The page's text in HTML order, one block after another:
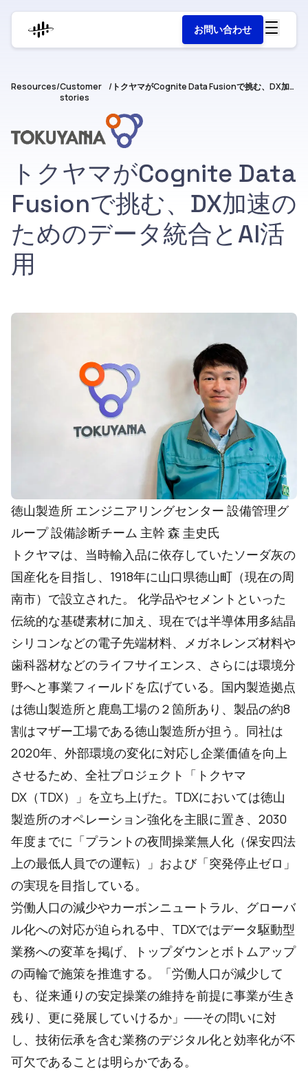
お問い合わせ
Resources/Customer
stories
/ トクヤマがCognite Data Fusionで挑む、DX加速のためのデータ統合とAI活用
トクヤマがCognite Data
Fusionで挑む、DX加速の
ためのデータ統合とAI活
用
徳山製造所 エンジニアリングセンター 設備管理グ
ループ 設備診断チーム 主幹 森 圭史氏
トクヤマは、当時輸入品に依存していたソーダ灰の
国産化を目指し、1918年に山口県徳山町（現在の周
南市）で設立された。 化学品やセメントといった
伝統的な基礎素材に加え、現在では半導体用多結晶
シリコンなどの電子先端材料、メガネレンズ材料や
歯科器材などのライフサイエンス、さらには環境分
野へと事業フィールドを広げている。国内製造拠点
は徳山製造所と鹿島工場の２箇所あり、製品の約8
割はマザー工場である徳山製造所が担う。同社は
2020年、外部環境の変化に対応し企業価値を向上
させるため、全社プロジェクト「トクヤマ
DX（TDX）」を立ち上げた。TDXにおいては徳山
製造所のオペレーション強化を主眼に置き、2030
年度までに「プラントの夜間操業無人化（保安四法
上の最低人員での運転）」および「突発停止ゼロ」
の実現を目指している。
労働人口の減少やカーボンニュートラル、グローバ
ル化への対応が迫られる中、TDXではデータ駆動型
業務への変革を掲げ、トップダウンとボトムアップ
の両輪で施策を推進する。「労働人口が減少して
も、従来通りの安定操業の維持を前提に事業が生き
残り、更に発展していけるか」──その問いに対
し、技術伝承を含む業務のデジタル化と効率化が不
可欠であることは明らかである。